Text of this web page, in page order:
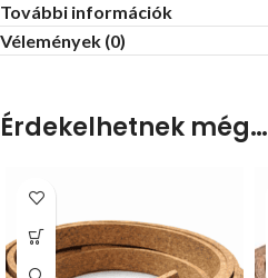
További információk
Vélemények (0)
Érdekelhetnek még…